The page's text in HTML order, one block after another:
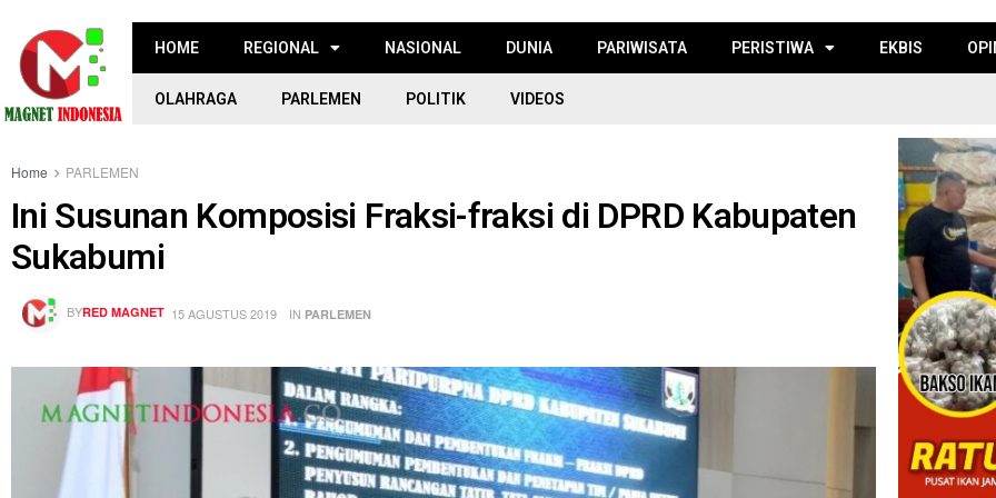
HOME REGIONAL NASIONAL DUNIA PARIWISATA PERISTIWA EKBIS
OLAHRAGA PARLEMEN POLITIK VIDEOS
Home PARLEMEN
Ini Susunan Komposisi Fraksi-fraksi di DPRD Kabupaten
Sukabumi
BYRED MAGNET 15 AGUSTUS 2019 IN PARLEMEN